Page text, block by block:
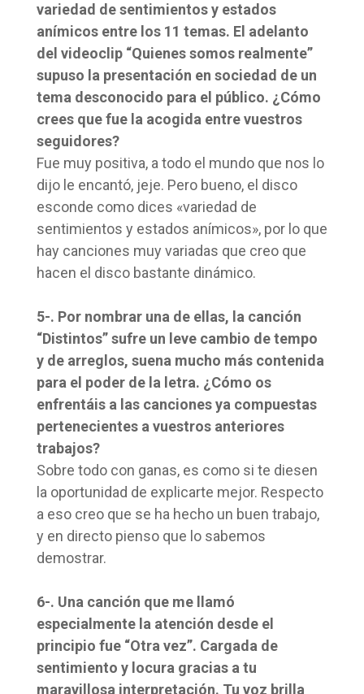
variedad de sentimientos y estados
anímicos entre los 11 temas. El adelanto
del videoclip “Quienes somos realmente”
supuso la presentación en sociedad de un
tema desconocido para el público. ¿Cómo
crees que fue la acogida entre vuestros
seguidores?
Fue muy positiva, a todo el mundo que nos lo
dijo le encantó, jeje. Pero bueno, el disco
esconde como dices «variedad de
sentimientos y estados anímicos», por lo que
hay canciones muy variadas que creo que
hacen el disco bastante dinámico.
5-. Por nombrar una de ellas, la canción
“Distintos” sufre un leve cambio de tempo
y de arreglos, suena mucho más contenida
para el poder de la letra. ¿Cómo os
enfrentáis a las canciones ya compuestas
pertenecientes a vuestros anteriores
trabajos?
Sobre todo con ganas, es como si te diesen
la oportunidad de explicarte mejor. Respecto
a eso creo que se ha hecho un buen trabajo,
y en directo pienso que lo sabemos
demostrar.
6-. Una canción que me llamó
especialmente la atención desde el
principio fue “Otra vez”. Cargada de
sentimiento y locura gracias a tu
maravillosa interpretación. Tu voz brilla